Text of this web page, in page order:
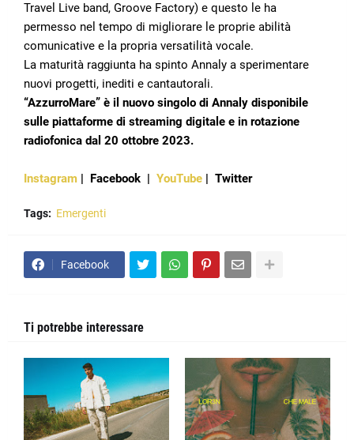
Travel Live band, Groove Factory) e questo le ha
permesso nel tempo di migliorare le proprie abilità
comunicative e la propria versatilità vocale.
La maturità raggiunta ha spinto Annaly a sperimentare
nuovi progetti, inediti e cantautorali.
“AzzurroMare” è il nuovo singolo di Annaly disponibile
sulle piattaforme di streaming digitale e in rotazione
radiofonica dal 20 ottobre 2023.
Instagram | Facebook | YouTube | Twitter
Tags: Emergenti
Facebook
Ti potrebbe interessare